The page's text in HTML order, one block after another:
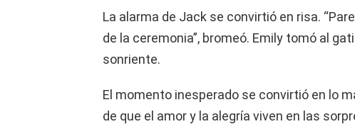
La alarma de Jack se convirtió en risa.
de la ceremonia”, bromeó. Emily tomó al
sonriente.
El momento inesperado se convirtió en lo
de que el amor y la alegría viven en las